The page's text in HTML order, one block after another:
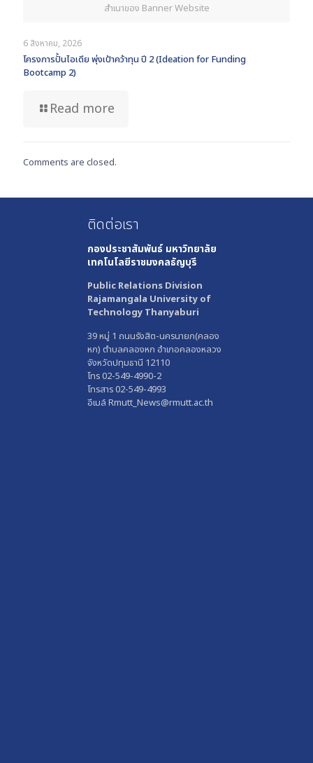
สำเนาของ Banner Website
6 สิงหาคม, 2026
โครงการปั้นไอเดีย พุ่งเป้าคว้าทุน ปี 2 (Ideation for Funding
Bootcamp 2)
Read more
Comments are closed.
ติดต่อเรา
กองประชาสัมพันธ์ มหาวิทยาลัย
เทคโนโลยีราชมงคลธัญบุรี
Public Relations Division
Rajamangala University of
Technology Thanyaburi
39 หมู่ 1 ถนนรังสิต-นครนายก(คลอง
หก) ตำบลคลองหก อำเภอคลองหลวง
จังหวัดปทุมธานี 12110
โทร 02-549-4990-2
โทรสาร 02-549-4993
อีเมล์ Rmutt_News@rmutt.ac.th